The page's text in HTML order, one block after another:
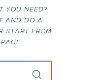
YOU NEED?
AND DO A
START FROM
.